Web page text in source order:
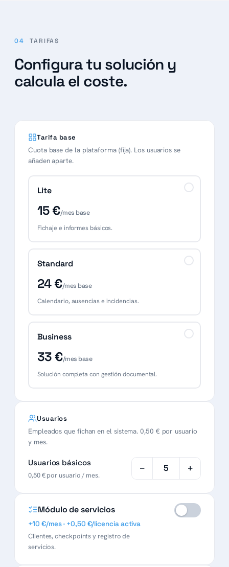
04 TARIFAS
Configura tu solución y
calcula el coste.
Tarifa base
Cuota base de la plataforma (fija). Los usuarios se
añaden aparte.
Lite
15 €/mes base
Fichaje e informes básicos.
Standard
24 €/mes base
Calendario, ausencias e incidencias.
Business
33 €/mes base
Solución completa con gestión documental.
Usuarios
Empleados que fichan en el sistema. 0,50 € por usuario
y mes.
Usuarios básicos
0,50 € por usuario / mes. − 5 +
Módulo de servicios
+10 €/mes · +0,50 €/licencia activa
Clientes, checkpoints y registro de
servicios.